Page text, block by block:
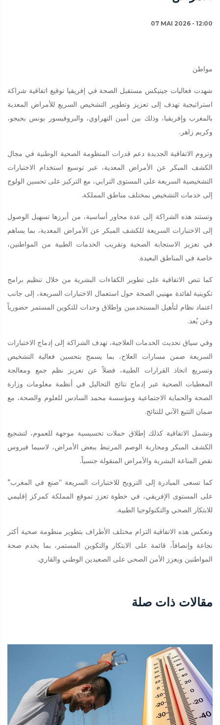
07 MAI 2026 - 12:00
مواطن
شهدت فعاليات جيتيكس مستقبل الصحة في إفريقيا توقيع اتفاقية شراكة
استراتيجية تهدف إلى تعزيز وتطوير التشخيص السريع للأمراض المعدية
بالمغرب وإفريقيا، وذلك بين أمين التهراوي، والبروفيسور يونس بجيجو،
وكريم زاهر.
وتروم الاتفاقية الجديدة دعم قدرات المنظومة الصحية الوطنية في مجال
الكشف المبكر عن الأمراض المعدية، عبر توسيع استخدام الاختبارات
التشخيصية السريعة على المستوى الترابي، مع التركيز على تحسين الولوج
إلى خدمات التشخيص بمختلف مناطق المملكة.
وتستند هذه الشراكة إلى عدة محاور أساسية، من أبرزها تسهيل الوصول
إلى الاختبارات السريعة للكشف المبكر عن الأمراض المعدية، بما يساهم
في تعزيز الاستجابة الصحية وتقريب الخدمات الطبية من المواطنين،
خاصة في المناطق البعيدة.
كما تنص الاتفاقية على تطوير الكفاءات البشرية من خلال تنظيم برامج
تكوينية لفائدة مهنيي الصحة حول استعمال الاختبارات السريعة، إلى جانب
اعتماد نظام لتأهيل المستخدمين وإطلاق وحدات للتكوين المستمر حضورياً
وعن بُعد.
وفي سياق تحديث الخدمات العلاجية، تهدف الشراكة إلى إدماج الاختبارات
السريعة ضمن مسارات العلاج، بما يسمح بتحسين فعالية التشخيص
وتسريع اتخاذ القرارات الطبية، فضلاً عن تعزيز نظم جمع ومعالجة
المعطيات الصحية عبر إدماج نتائج التحاليل في أنظمة معلومات وزارة
الصحة والحماية الاجتماعية ومؤسسة محمد السادس للعلوم والصحة، مع
ضمان التتبع الآني للنتائج.
وتشمل الاتفاقية كذلك إطلاق حملات تحسيسية موجهة للعموم، لتشجيع
الكشف المبكر ومحاربة الوصم المرتبط ببعض الأمراض، لاسيما فيروس
نقص المناعة البشرية والأمراض المنقولة جنسياً.
كما تسعى المبادرة إلى الترويج للاختبارات السريعة “صنع في المغرب”
على المستوى الإفريقي، في خطوة تعزز تموقع المملكة كمركز إقليمي
للابتكار الصحي والتكنولوجيا الطبية.
وتعكس هذه الاتفاقية التزام مختلف الأطراف بتطوير منظومة صحية أكثر
نجاعة وإنصافاً، قائمة على الابتكار والتكوين المستمر، بما يخدم صحة
المواطنين ويعزز الأمن الصحي على الصعيدين الوطني والقاري.
مقالات ذات صلة